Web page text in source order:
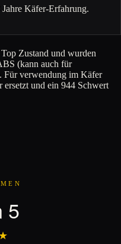
Käfer-Erfahrung.
Zustand und wurden
(kann auch für
Für verwendung im Käfer
und ein 944 Schwert
5